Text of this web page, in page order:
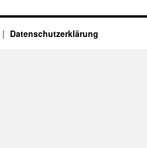
Datenschutzerklärung